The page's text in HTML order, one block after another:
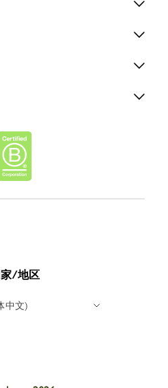
家/地区
中文)